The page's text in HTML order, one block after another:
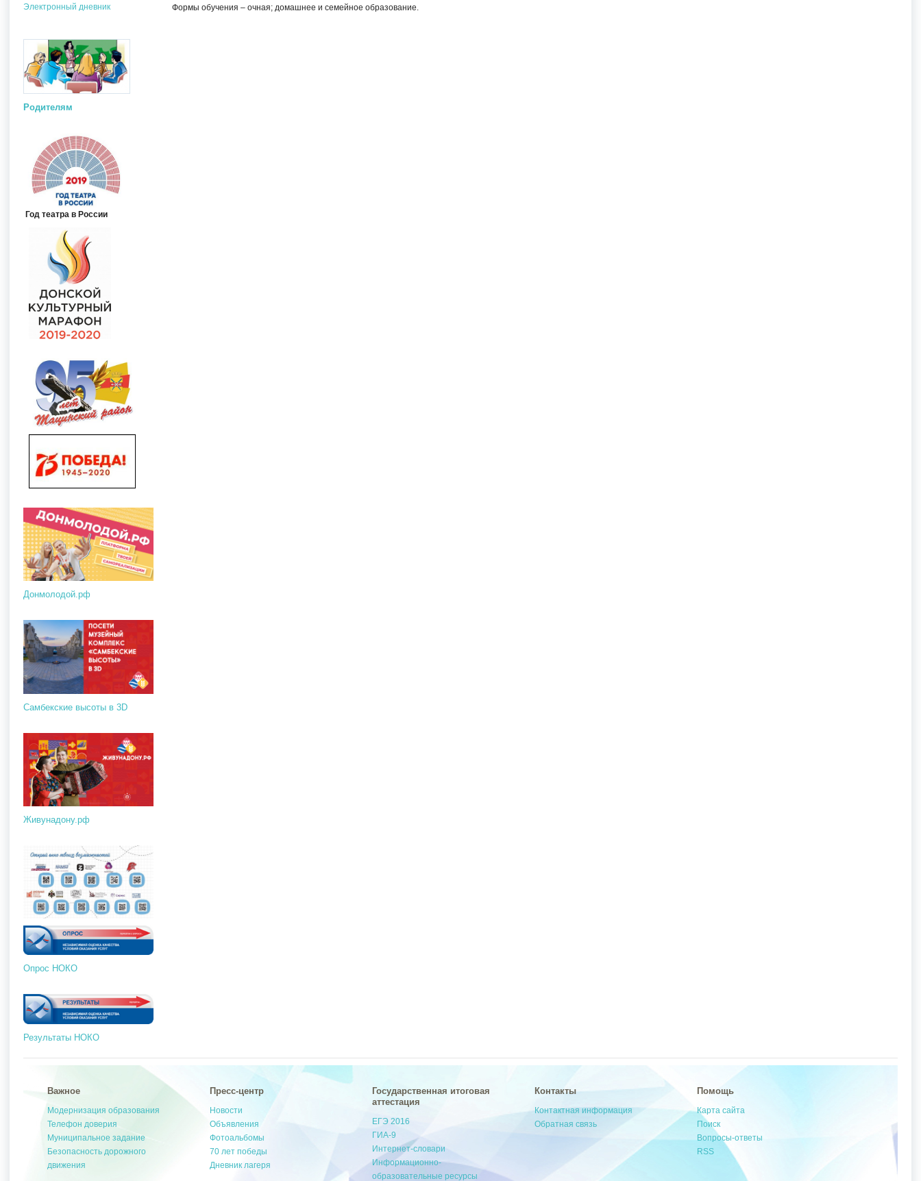
Формы обучения – очная; домашнее и семейное образование.
Электронный дневник
Родителям
Год театра в России
Донмолодой.рф
Самбекские высоты в 3D
Живунадону.рф
Опрос НОКО
Результаты НОКО
Важное
Модернизация образования
Телефон доверия
Муниципальное задание
Безопасность дорожного
движения
Пресс-центр
Новости
Объявления
Фотоальбомы
70 лет победы
Дневник лагеря
Государственная итоговая
аттестация
ЕГЭ 2016
ГИА-9
Интернет-словари
Информационно-
образовательные ресурсы
Контакты
Контактная информация
Обратная связь
Помощь
Карта сайта
Поиск
Вопросы-ответы
RSS